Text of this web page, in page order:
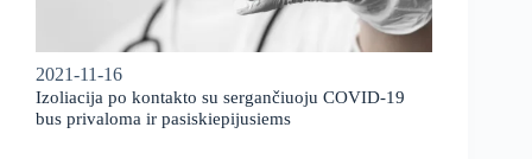
2021-11-16
Izoliacija po kontakto su sergančiuoju COVID-19
bus privaloma ir pasiskiepijusiems